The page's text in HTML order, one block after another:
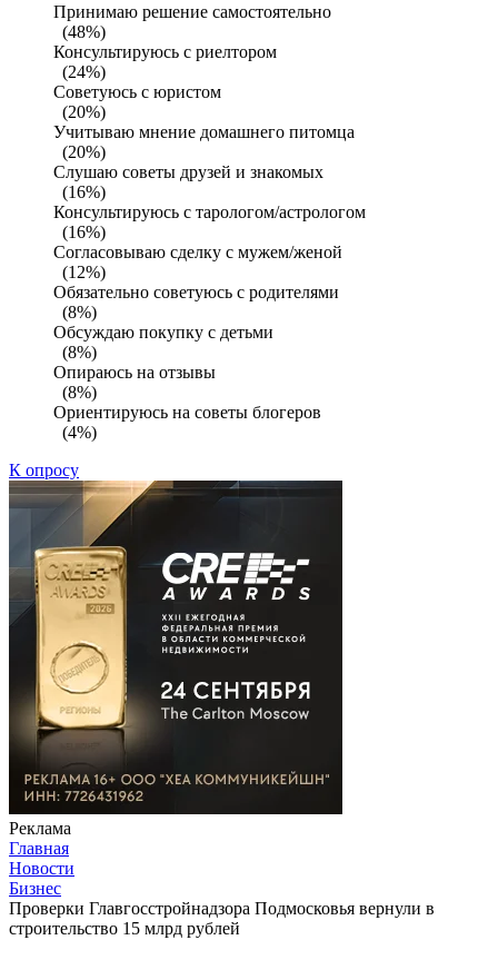
Принимаю решение самостоятельно
(48%)
Консультируюсь с риелтором
(24%)
Советуюсь с юристом
(20%)
Учитываю мнение домашнего питомца
(20%)
Слушаю советы друзей и знакомых
(16%)
Консультируюсь с тарологом/астрологом
(16%)
Согласовываю сделку с мужем/женой
(12%)
Обязательно советуюсь с родителями
(8%)
Обсуждаю покупку с детьми
(8%)
Опираюсь на отзывы
(8%)
Ориентируюсь на советы блогеров
(4%)
К опросу
Реклама
Главная
Новости
Бизнес
Проверки Главгосстройнадзора Подмосковья вернули в
строительство 15 млрд рублей